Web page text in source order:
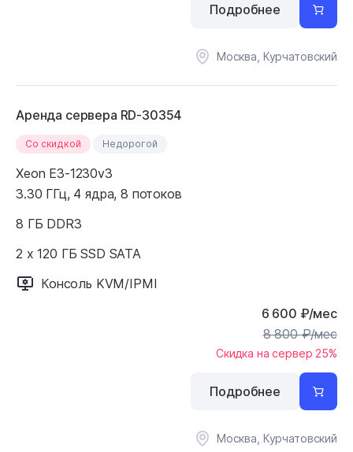
Москва, Курчатовский
Подробнее
Аренда сервера RD-30354
Cо скидкой Недорогой
Xeon E3-1230v3
3.30 ГГц, 4 ядра, 8 потоков
8 ГБ DDR3
2 x 120 ГБ SSD SATA
Консоль KVM/IPMI
6 600 ₽/мес
8 800₽/мес
Скидка на сервер 25%
Москва, Курчатовский
Подробнее